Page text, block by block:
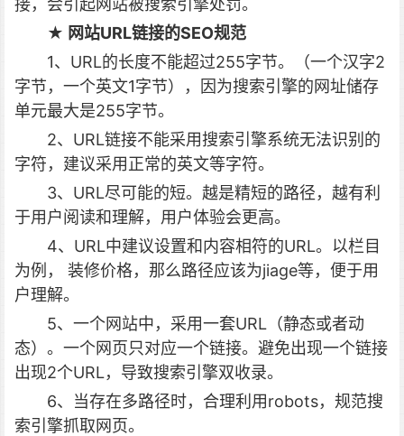
接，会引起网站被搜索引擎处罚。
★ 网站URL链接的SEO规范
1、URL的长度不能超过255字节。（一个汉字2
字节，一个英文1字节），因为搜索引擎的网址储存
单元最大是255字节。
2、URL链接不能采用搜索引擎系统无法识别的
字符，建议采用正常的英文等字符。
3、URL尽可能的短。越是精短的路径，越有利
于用户阅读和理解，用户体验会更高。
4、URL中建议设置和内容相符的URL。以栏目
为例， 装修价格，那么路径应该为jiage等，便于用
户理解。
5、一个网站中，采用一套URL（静态或者动
态）。一个网页只对应一个链接。避免出现一个链接
出现2个URL，导致搜索引擎双收录。
6、当存在多路径时，合理利用robots，规范搜
索引擎抓取网页。